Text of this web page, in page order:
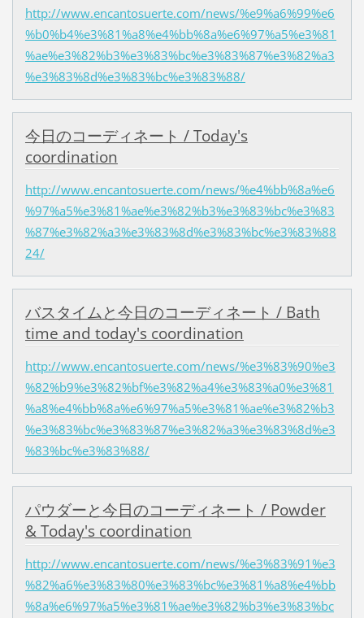
http://www.encantosuerte.com/news/%e9%a6%99%e6
%b0%b4%e3%81%a8%e4%bb%8a%e6%97%a5%e3%81
%ae%e3%82%b3%e3%83%bc%e3%83%87%e3%82%a3
%e3%83%8d%e3%83%bc%e3%83%88/
今日のコーディネート / Today's
coordination
http://www.encantosuerte.com/news/%e4%bb%8a%e6
%97%a5%e3%81%ae%e3%82%b3%e3%83%bc%e3%83
%87%e3%82%a3%e3%83%8d%e3%83%bc%e3%83%88
24/
バスタイムと今日のコーディネート / Bath
time and today's coordination
http://www.encantosuerte.com/news/%e3%83%90%e3
%82%b9%e3%82%bf%e3%82%a4%e3%83%a0%e3%81
%a8%e4%bb%8a%e6%97%a5%e3%81%ae%e3%82%b3
%e3%83%bc%e3%83%87%e3%82%a3%e3%83%8d%e3
%83%bc%e3%83%88/
パウダーと今日のコーディネート / Powder
& Today's coordination
http://www.encantosuerte.com/news/%e3%83%91%e3
%82%a6%e3%83%80%e3%83%bc%e3%81%a8%e4%bb
%8a%e6%97%a5%e3%81%ae%e3%82%b3%e3%83%bc